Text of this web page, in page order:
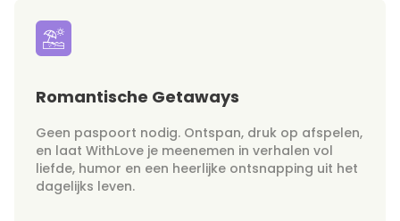
Romantische Getaways
Geen paspoort nodig. Ontspan, druk op afspelen,
en laat WithLove je meenemen in verhalen vol
liefde, humor en een heerlijke ontsnapping uit het
dagelijks leven.